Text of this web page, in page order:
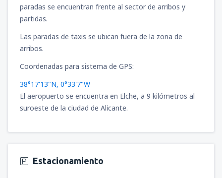
paradas se encuentran frente al sector de arribos y
partidas.
Las paradas de taxis se ubican fuera de la zona de
arribos.
Coordenadas para sistema de GPS:
38°17'13"N, 0°33'7"W
El aeropuerto se encuentra en Elche, a 9 kilómetros al
suroeste de la ciudad de Alicante.
Estacionamiento